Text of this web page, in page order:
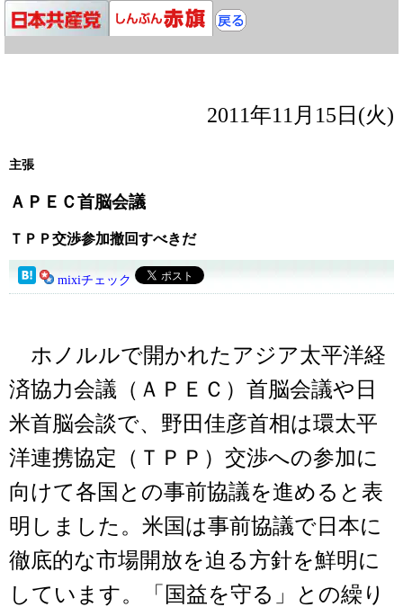
2011年11月15日(火)
主張
ＡＰＥＣ首脳会議
ＴＰＰ交渉参加撤回すべきだ
mixiチェック
ホノルルで開かれたアジア太平洋経
済協力会議（ＡＰＥＣ）首脳会議や日
米首脳会談で、野田佳彦首相は環太平
洋連携協定（ＴＰＰ）交渉への参加に
向けて各国との事前協議を進めると表
明しました。米国は事前協議で日本に
徹底的な市場開放を迫る方針を鮮明に
しています。「国益を守る」との繰り